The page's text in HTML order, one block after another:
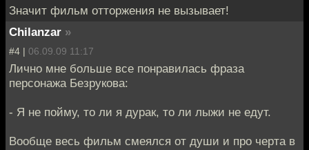
Значит фильм отторжения не вызывает!
Chilanzar »
#4 | 06.09.09 11:17
Лично мне больше все понравилась фраза
персонажа Безрукова:
- Я не пойму, то ли я дурак, то ли лыжи не едут.
Вообще весь фильм смеялся от души и про черта в